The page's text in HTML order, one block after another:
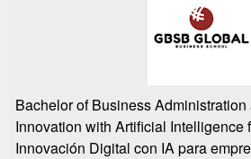
Bachelor of Business
Innovation with Artificial Intelligence
Innovación Digital con IA para